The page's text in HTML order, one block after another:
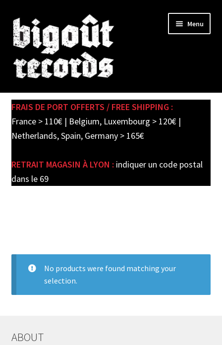
Skip
to
navigation
Skip
to
content
Menu
SHOP
child
PRE-ORDERS
FRAIS DE PORT OFFERTS / FREE SHIPPING :
France > 110€ | Belgium, Luxembourg > 120€ |
Netherlands, Spain, Germany > 165€
RETRAIT MAGASIN À LYON : indiquer un code postal
dans le 69
No products were found matching your
selection.
ABOUT